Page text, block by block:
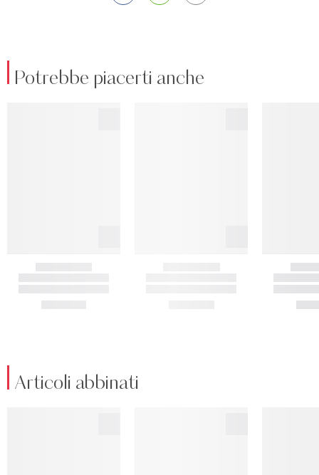
Potrebbe piacerti anche
Articoli abbinati